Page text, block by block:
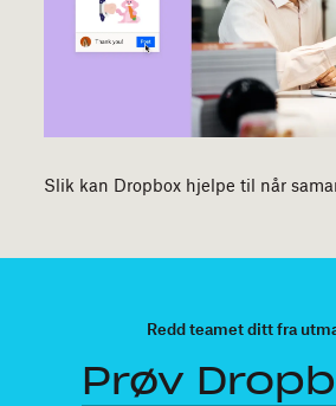
Slik kan Dropbox hjelpe til når
Redd teamet ditt fra
Prøv